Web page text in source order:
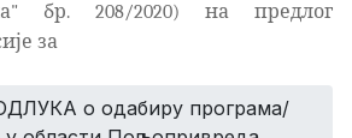
бр. 208/2020) на предлог
за
о одабиру програма/